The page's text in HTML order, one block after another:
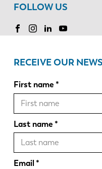
FOLLOW US
RECEIVE OUR
First name
Last name
Email